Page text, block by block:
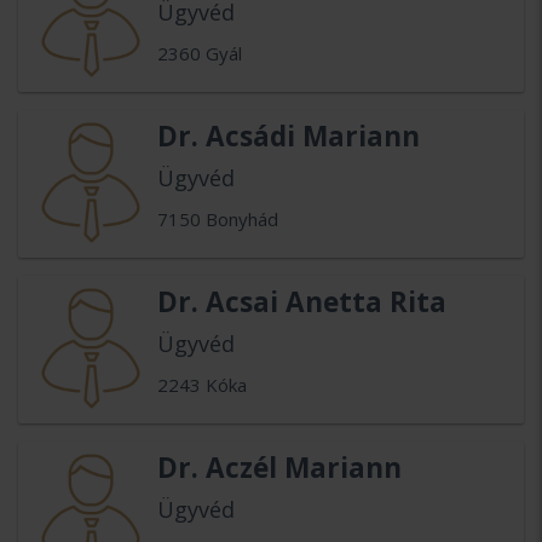
Ügyvéd
2360 Gyál
Dr. Acsádi Mariann
Ügyvéd
7150 Bonyhád
Dr. Acsai Anetta Rita
Ügyvéd
2243 Kóka
Dr. Aczél Mariann
Ügyvéd